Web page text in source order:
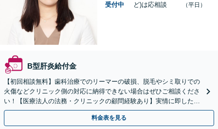
受付中
ど)は応相談
（平日）
B型肝炎給付金
【初回相談無料】歯科治療でのリーマーの破損、脱毛やシミ取りでの
火傷などクリニック側の対応に納得できない場合はぜひご相談くださ
い！【医療法人の法務・クリニックの顧問経験あり】実情に即したア
ドバイスで、納得のできるトラブルの解決を目指します。
料金表を見る